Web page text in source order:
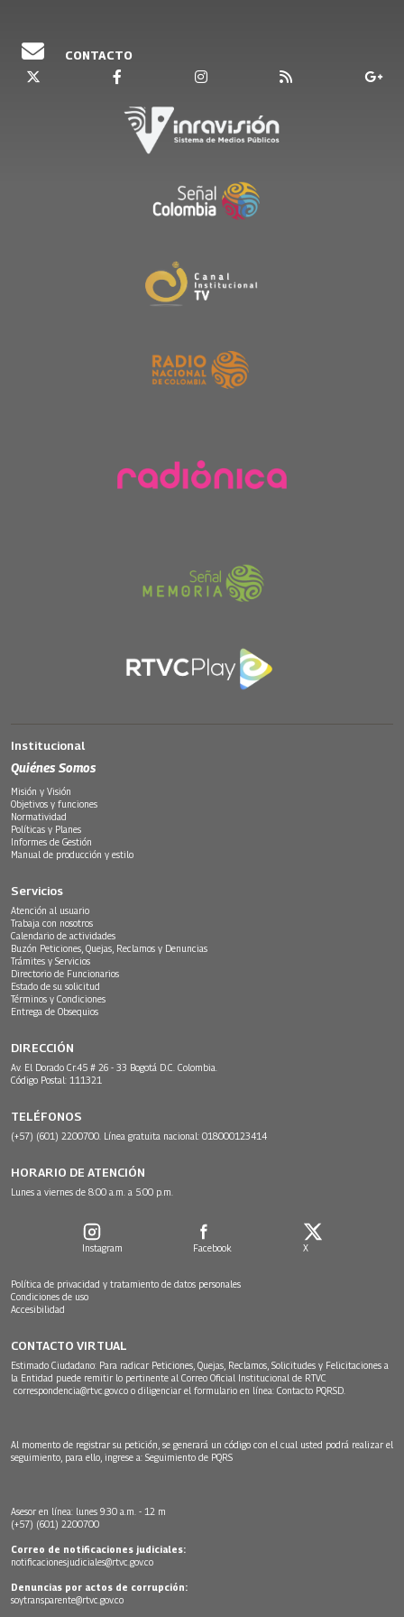
CONTACTO
Institucional
Quiénes Somos
Misión y Visión
Objetivos y funciones
Normatividad
Políticas y Planes
Informes de Gestión
Manual de producción y estilo
Servicios
Atención al usuario
Trabaja con nosotros
Calendario de actividades
Buzón Peticiones, Quejas, Reclamos y Denuncias
Trámites y Servicios
Directorio de Funcionarios
Estado de su solicitud
Términos y Condiciones
Entrega de Obsequios
DIRECCIÓN
Av. El Dorado Cr.45 # 26 - 33 Bogotá D.C. Colombia.
Código Postal: 111321
TELÉFONOS
(+57) (601) 2200700. Línea gratuita nacional: 018000123414
HORARIO DE ATENCIÓN
Lunes a viernes de 8:00 a.m. a 5:00 p.m.
Instagram Facebook X
Política de privacidad y tratamiento de datos personales
Condiciones de uso
Accesibilidad
CONTACTO VIRTUAL
Estimado Ciudadano: Para radicar Peticiones, Quejas, Reclamos, Solicitudes y Felicitaciones a
la Entidad puede remitir lo pertinente al Correo Oficial Institucional de RTVC
correspondencia@rtvc.gov.co o diligenciar el formulario en línea: Contacto PQRSD.
Al momento de registrar su petición, se generará un código con el cual usted podrá realizar el
seguimiento, para ello, ingrese a: Seguimiento de PQRS
Asesor en línea: lunes 9:30 a.m. - 12 m
(+57) (601) 2200700
Correo de notificaciones judiciales:
notificacionesjudiciales@rtvc.gov.co
Denuncias por actos de corrupción:
soytransparente@rtvc.gov.co